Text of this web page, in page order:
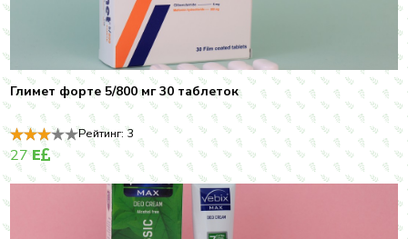
Глимет форте 5/800 мг 30 таблеток
Рейтинг:3
27E